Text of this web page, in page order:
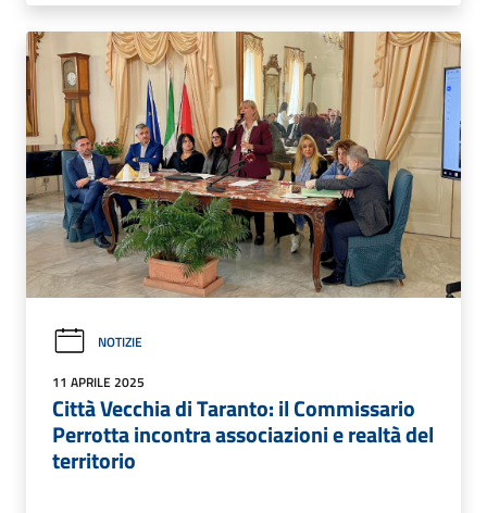
NOTIZIE
11 APRILE 2025
Città Vecchia di Taranto: il Commissario
Perrotta incontra associazioni e realtà del
territorio